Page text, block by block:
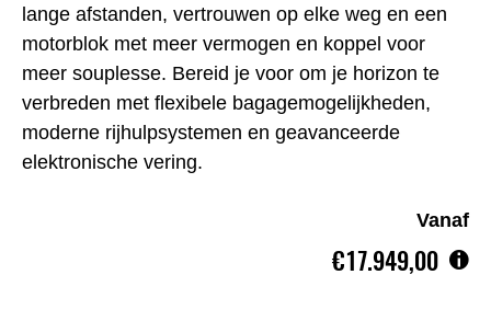
lange afstanden, vertrouwen op elke weg en een
motorblok met meer vermogen en koppel voor
meer souplesse. Bereid je voor om je horizon te
verbreden met flexibele bagagemogelijkheden,
moderne rijhulpsystemen en geavanceerde
elektronische vering.
Vanaf
€17.949,00